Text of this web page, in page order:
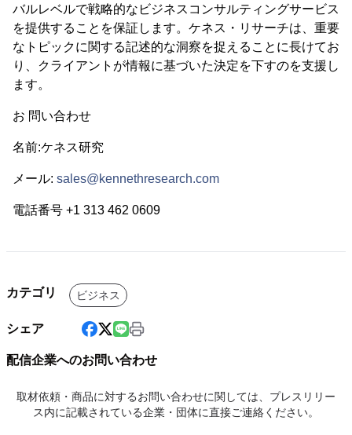
バルレベルで戦略的なビジネスコンサルティングサービス
を提供することを保証します。ケネス・リサーチは、重要
なトピックに関する記述的な洞察を捉えることに長けてお
り、クライアントが情報に基づいた決定を下すのを支援し
ます。
お 問い合わせ
名前:ケネス研究
メール: sales@kennethresearch.com
電話番号 +1 313 462 0609
カテゴリ ビジネス
シェア
配信企業へのお問い合わせ
取材依頼・商品に対するお問い合わせに関しては、プレスリリー
ス内に記載されている企業・団体に直接ご連絡ください。